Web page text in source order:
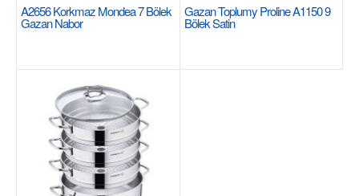
Gazan 18см/2л. Tefal Duetto+ G7194356
TEFAL
A2656 Korkmaz Mondea 7 Bölek
Gazan Nabor
Gazan Toplumy Proline A1150 9
Bölek Satin